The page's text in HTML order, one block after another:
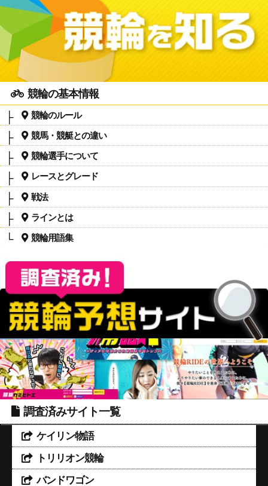
競輪の基本情報
競輪のルール
競馬・競艇との違い
競輪選手について
レースとグレード
戦法
ラインとは
競輪用語集
調査済みサイト一覧
ケイリン物語
トリリオン競輪
バンドワゴン